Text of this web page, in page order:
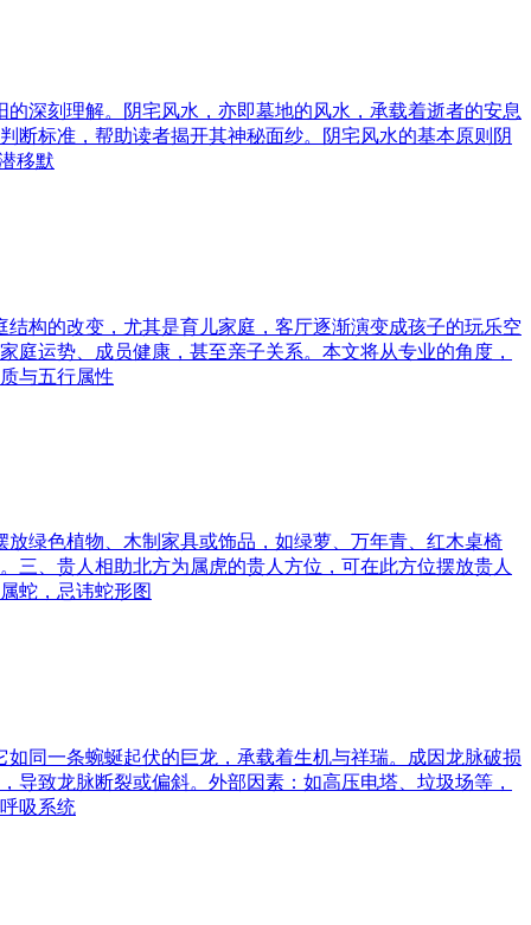
深刻理解。阴宅风水，亦即墓地的风水，承载着逝者的安息
断标准，帮助读者揭开其神秘面纱。阴宅风水的基本原则阴
移默
构的改变，尤其是育儿家庭，客厅逐渐演变成孩子的玩乐空
运势、成员健康，甚至亲子关系。本文将从专业的角度，
与五行属性
绿色植物、木制家具或饰品，如绿萝、万年青、红木桌椅
三、贵人相助北方为属虎的贵人方位，可在此方位摆放贵人
蛇，忌讳蛇形图
同一条蜿蜒起伏的巨龙，承载着生机与祥瑞。成因龙脉破损
致龙脉断裂或偏斜。外部因素：如高压电塔、垃圾场等，
吸系统